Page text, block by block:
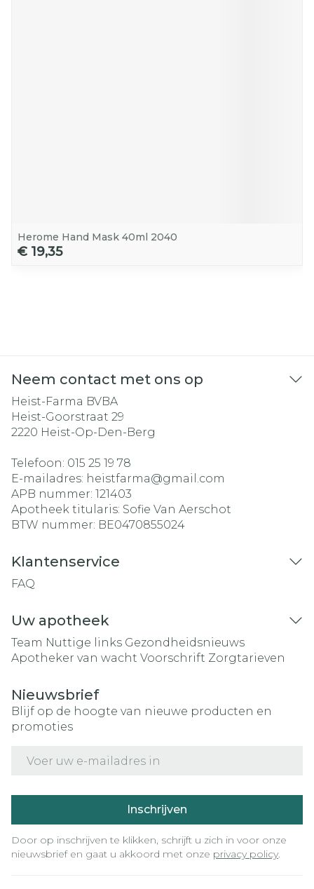
Herome Hand Mask 40ml 2040
€ 19,35
Neem contact met ons op
Heist-Farma BVBA
Heist-Goorstraat 29
2220 Heist-Op-Den-Berg
Telefoon: 015 25 19 78
E-mailadres: heistfarma@gmail.com
APB nummer: 121403
Apotheek titularis: Sofie Van Aerschot
BTW nummer: BE0470855024
Klantenservice
FAQ
Uw apotheek
Team Nuttige links Gezondheidsnieuws
Apotheker van wacht Voorschrift Zorgtarieven
Nieuwsbrief
Blijf op de hoogte van nieuwe producten en
promoties
Inschrijven
Door op inschrijven te klikken, schrijft u zich in voor onze
nieuwsbrief en gaat u akkoord met onze privacy policy.